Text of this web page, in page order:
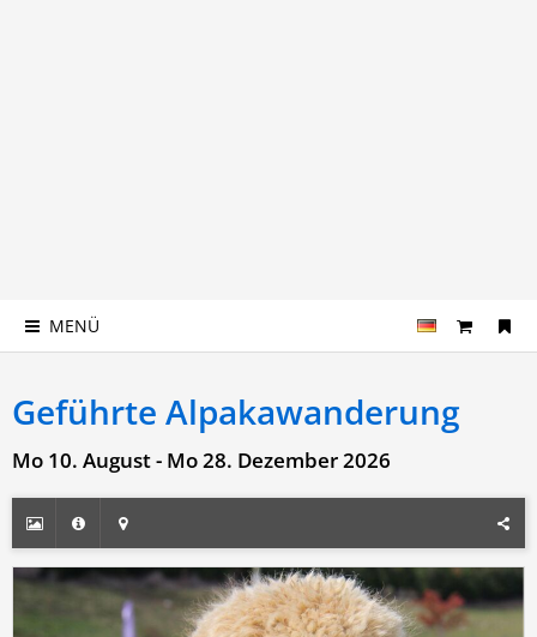
MENÜ
Geführte Alpakawanderung
Mo 10. August - Mo 28. Dezember 2026